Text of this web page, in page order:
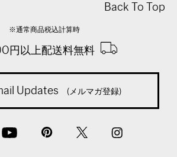
Back To Top
※通常商品税込計算時
円以上配送料無料
Updates (メルマガ登録)